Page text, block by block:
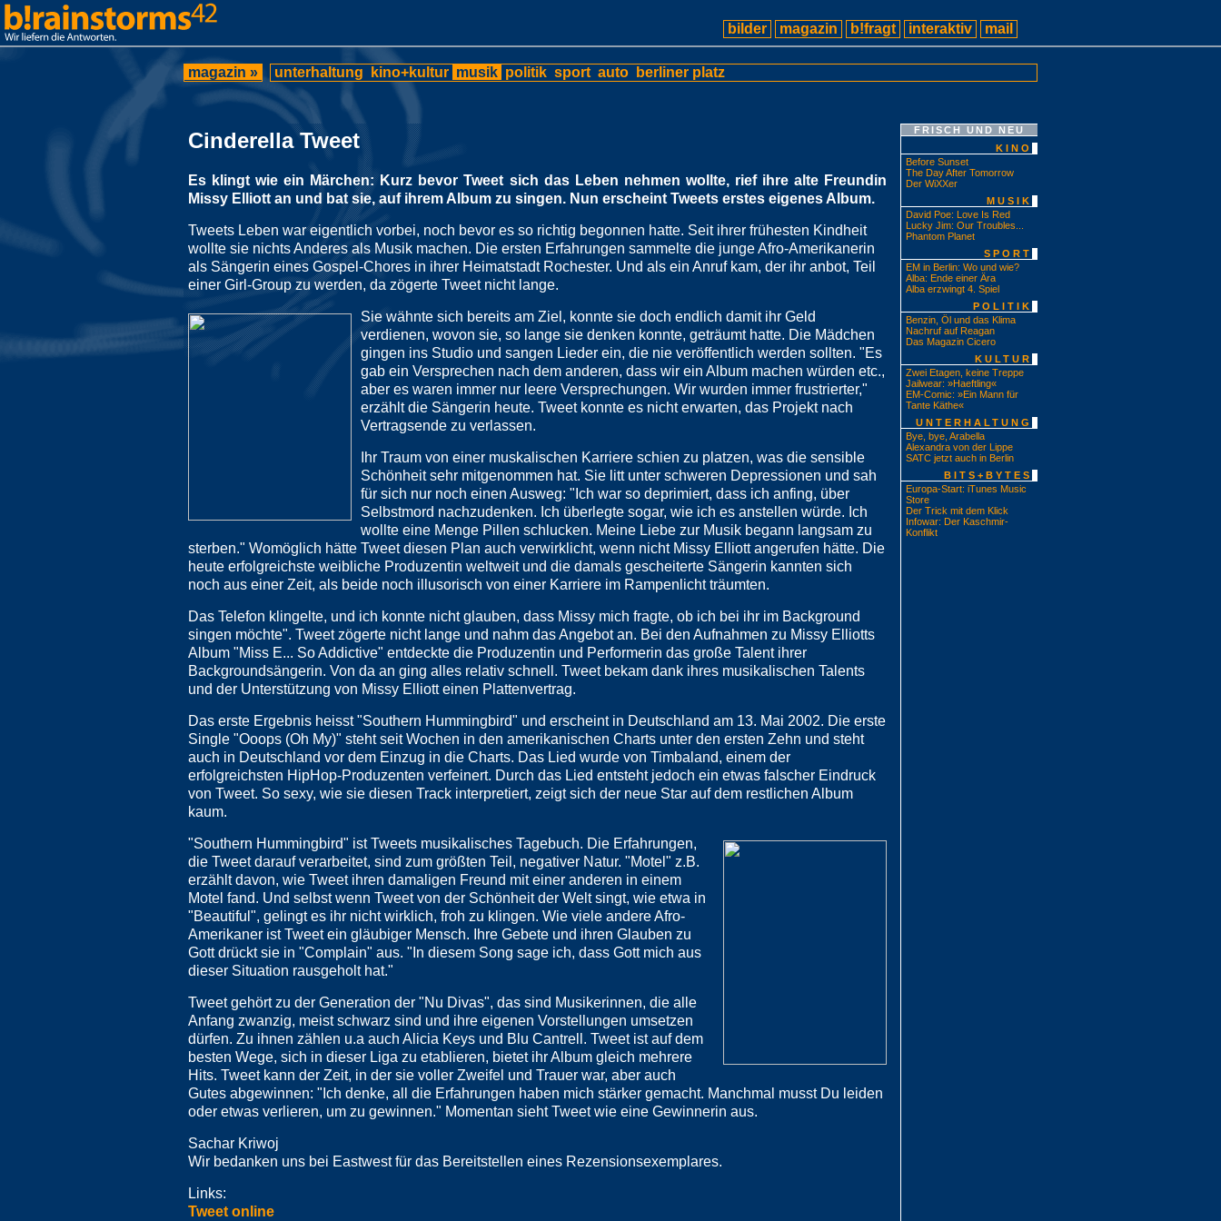
bilder magazin b!fragt interaktiv mail
magazin » unterhaltung kino+kultur musik politik sport auto berliner platz
Cinderella Tweet
Es klingt wie ein Märchen: Kurz bevor Tweet sich das Leben nehmen wollte, rief ihre alte Freundin
Missy Elliott an und bat sie, auf ihrem Album zu singen. Nun erscheint Tweets erstes eigenes Album.
Tweets Leben war eigentlich vorbei, noch bevor es so richtig begonnen hatte. Seit ihrer frühesten Kindheit
wollte sie nichts Anderes als Musik machen. Die ersten Erfahrungen sammelte die junge Afro-Amerikanerin
als Sängerin eines Gospel-Chores in ihrer Heimatstadt Rochester. Und als ein Anruf kam, der ihr anbot, Teil
einer Girl-Group zu werden, da zögerte Tweet nicht lange.
Sie wähnte sich bereits am Ziel, konnte sie doch endlich damit ihr Geld
verdienen, wovon sie, so lange sie denken konnte, geträumt hatte. Die Mädchen
gingen ins Studio und sangen Lieder ein, die nie veröffentlich werden sollten. "Es
gab ein Versprechen nach dem anderen, dass wir ein Album machen würden etc.,
aber es waren immer nur leere Versprechungen. Wir wurden immer frustrierter,"
erzählt die Sängerin heute. Tweet konnte es nicht erwarten, das Projekt nach
Vertragsende zu verlassen.
Ihr Traum von einer muskalischen Karriere schien zu platzen, was die sensible
Schönheit sehr mitgenommen hat. Sie litt unter schweren Depressionen und sah
für sich nur noch einen Ausweg: "Ich war so deprimiert, dass ich anfing, über
Selbstmord nachzudenken. Ich überlegte sogar, wie ich es anstellen würde. Ich
wollte eine Menge Pillen schlucken. Meine Liebe zur Musik begann langsam zu
sterben." Womöglich hätte Tweet diesen Plan auch verwirklicht, wenn nicht Missy Elliott angerufen hätte. Die
heute erfolgreichste weibliche Produzentin weltweit und die damals gescheiterte Sängerin kannten sich
noch aus einer Zeit, als beide noch illusorisch von einer Karriere im Rampenlicht träumten.
Das Telefon klingelte, und ich konnte nicht glauben, dass Missy mich fragte, ob ich bei ihr im Background
singen möchte". Tweet zögerte nicht lange und nahm das Angebot an. Bei den Aufnahmen zu Missy Elliotts
Album "Miss E... So Addictive" entdeckte die Produzentin und Performerin das große Talent ihrer
Backgroundsängerin. Von da an ging alles relativ schnell. Tweet bekam dank ihres musikalischen Talents
und der Unterstützung von Missy Elliott einen Plattenvertrag.
Das erste Ergebnis heisst "Southern Hummingbird" und erscheint in Deutschland am 13. Mai 2002. Die erste
Single "Ooops (Oh My)" steht seit Wochen in den amerikanischen Charts unter den ersten Zehn und steht
auch in Deutschland vor dem Einzug in die Charts. Das Lied wurde von Timbaland, einem der
erfolgreichsten HipHop-Produzenten verfeinert. Durch das Lied entsteht jedoch ein etwas falscher Eindruck
von Tweet. So sexy, wie sie diesen Track interpretiert, zeigt sich der neue Star auf dem restlichen Album
kaum.
"Southern Hummingbird" ist Tweets musikalisches Tagebuch. Die Erfahrungen,
die Tweet darauf verarbeitet, sind zum größten Teil, negativer Natur. "Motel" z.B.
erzählt davon, wie Tweet ihren damaligen Freund mit einer anderen in einem
Motel fand. Und selbst wenn Tweet von der Schönheit der Welt singt, wie etwa in
"Beautiful", gelingt es ihr nicht wirklich, froh zu klingen. Wie viele andere Afro-
Amerikaner ist Tweet ein gläubiger Mensch. Ihre Gebete und ihren Glauben zu
Gott drückt sie in "Complain" aus. "In diesem Song sage ich, dass Gott mich aus
dieser Situation rausgeholt hat."
Tweet gehört zu der Generation der "Nu Divas", das sind Musikerinnen, die alle
Anfang zwanzig, meist schwarz sind und ihre eigenen Vorstellungen umsetzen
dürfen. Zu ihnen zählen u.a auch Alicia Keys und Blu Cantrell. Tweet ist auf dem
besten Wege, sich in dieser Liga zu etablieren, bietet ihr Album gleich mehrere
Hits. Tweet kann der Zeit, in der sie voller Zweifel und Trauer war, aber auch
Gutes abgewinnen: "Ich denke, all die Erfahrungen haben mich stärker gemacht. Manchmal musst Du leiden
oder etwas verlieren, um zu gewinnen." Momentan sieht Tweet wie eine Gewinnerin aus.
Sachar Kriwoj
Wir bedanken uns bei Eastwest für das Bereitstellen eines Rezensionsexemplares.
Links:
Tweet online
FRISCH UND NEU
KINO
Before Sunset
The Day After Tomorrow
Der WiXXer
MUSIK
David Poe: Love Is Red
Lucky Jim: Our Troubles...
Phantom Planet
SPORT
EM in Berlin: Wo und wie?
Alba: Ende einer Ära
Alba erzwingt 4. Spiel
POLITIK
Benzin, Öl und das Klima
Nachruf auf Reagan
Das Magazin Cicero
KULTUR
Zwei Etagen, keine Treppe
Jailwear: »Haeftling«
EM-Comic: »Ein Mann für
Tante Käthe«
UNTERHALTUNG
Bye, bye, Arabella
Alexandra von der Lippe
SATC jetzt auch in Berlin
BITS+BYTES
Europa-Start: iTunes Music
Store
Der Trick mit dem Klick
Infowar: Der Kaschmir-
Konflikt